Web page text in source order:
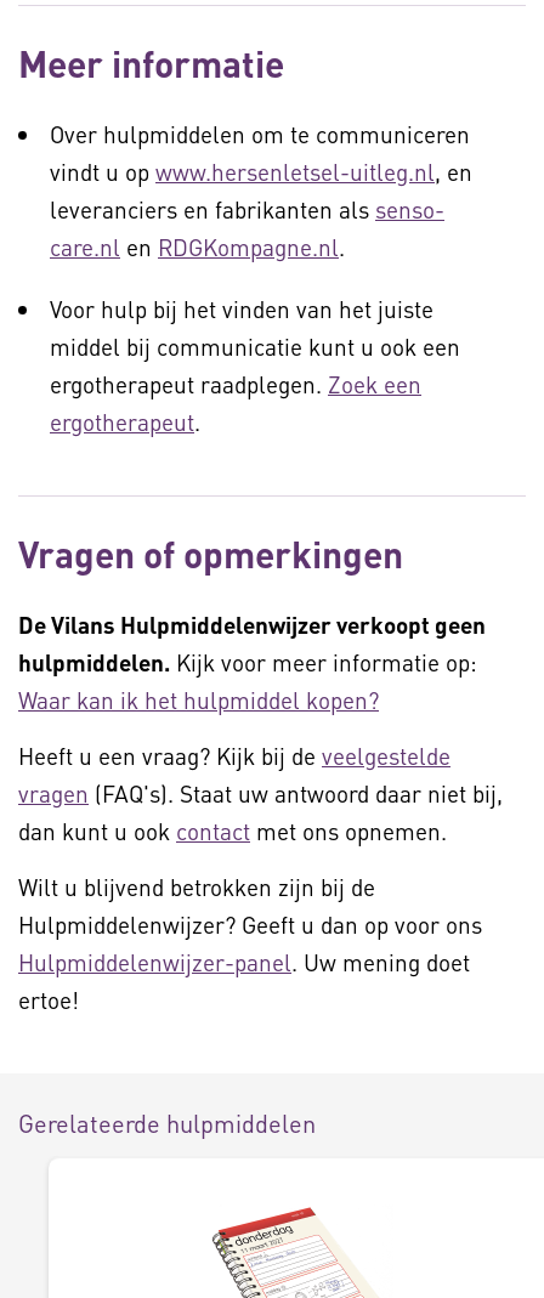
Meer informatie
Over hulpmiddelen om te communiceren
vindt u op www.hersenletsel-uitleg.nl, en
leveranciers en fabrikanten als senso-
care.nl en RDGKompagne.nl.
Voor hulp bij het vinden van het juiste
middel bij communicatie kunt u ook een
ergotherapeut raadplegen. Zoek een
ergotherapeut.
Vragen of opmerkingen
De Vilans Hulpmiddelenwijzer verkoopt geen
hulpmiddelen. Kijk voor meer informatie op:
Waar kan ik het hulpmiddel kopen?
Heeft u een vraag? Kijk bij de veelgestelde
vragen (FAQ's). Staat uw antwoord daar niet bij,
dan kunt u ook contact met ons opnemen.
Wilt u blijvend betrokken zijn bij de
Hulpmiddelenwijzer? Geeft u dan op voor ons
Hulpmiddelenwijzer-panel. Uw mening doet
ertoe!
Gerelateerde hulpmiddelen